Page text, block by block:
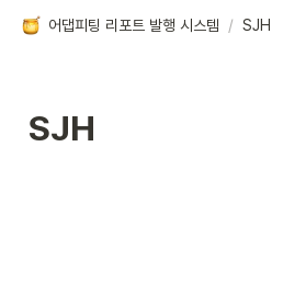
어댑피팅 리포트 발행 시스템 / SJH
SJH